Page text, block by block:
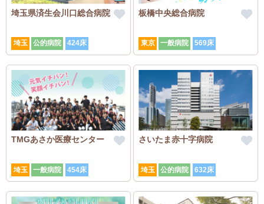
埼玉県済生会川口総合病院
埼玉 公的病院 424床
板橋中央総合病院
東京 一般病院 569床
TMGあさか医療センター
埼玉 一般病院 454床
さいたま赤十字病院
埼玉 公的病院 632床